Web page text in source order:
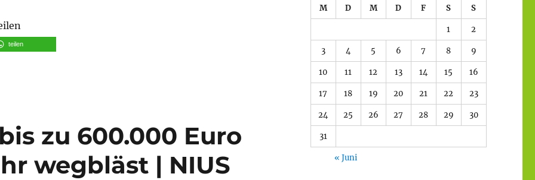
teilen
zu 600.000 Euro
wegbläst | NIUS
M D M D F S S
1 2
3 4 5 6 7 8 9
10 11 12 13 14 15 16
17 18 19 20 21 22 23
24 25 26 27 28 29 30
31
« Juni